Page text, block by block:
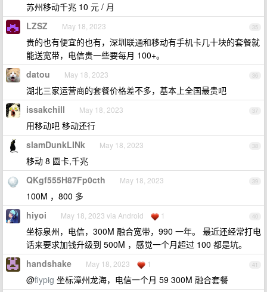
苏州移动千兆 10 元 / 月
35
LZSZ May 18, 2023
贵的也有便宜的也有，深圳联通和移动有手机卡几十块的套餐就
能送宽带，电信贵一些要每月 100+。
36
datou May 18, 2023
湖北三家运营商的套餐价格差不多，基本上全国最贵吧
37
issakchill May 18, 2023
用移动吧 移动还行
38
slamDunkLINk May 18, 2023
移动 8 圆卡,千兆
39
QKgf555H87Fp0cth May 18, 2023
100M ，800 多
40
hiyoi May 18, 2023 via Android 1
坐标泉州，电信，300M 融合宽带，990 一年。 最近还经常打电
话来要求加钱升级到 500M ，感觉一个月超过 100 都是坑。
41
handshake May 18, 2023 1
@fiypig 坐标漳州龙海，电信一个月 59 300M 融合套餐